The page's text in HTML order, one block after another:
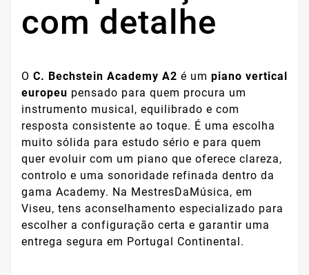
com detalhe
O C. Bechstein Academy A2 é um piano vertical
europeu pensado para quem procura um
instrumento musical, equilibrado e com
resposta consistente ao toque. É uma escolha
muito sólida para estudo sério e para quem
quer evoluir com um piano que oferece clareza,
controlo e uma sonoridade refinada dentro da
gama Academy. Na MestresDaMúsica, em
Viseu, tens aconselhamento especializado para
escolher a configuração certa e garantir uma
entrega segura em Portugal Continental.